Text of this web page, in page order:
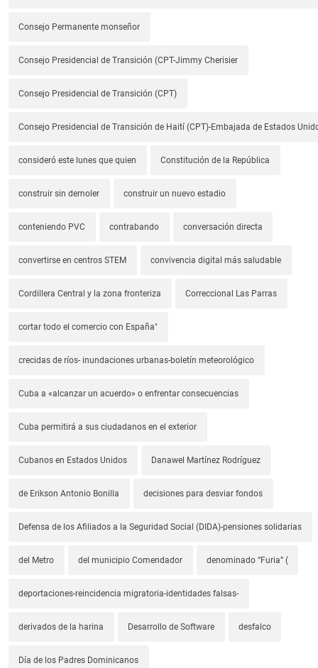
Consejo Permanente monseñor
Consejo Presidencial de Transición (CPT-Jimmy Cherisier
Consejo Presidencial de Transición (CPT)
Consejo Presidencial de Transición de Haití (CPT)-Embajada de Estados
consideró este lunes que quien Constitución de la República
construir sin demoler construir un nuevo estadio
conteniendo PVC contrabando conversación directa
convertirse en centros STEM convivencia digital más saludable
Cordillera Central y la zona fronteriza Correccional Las Parras
cortar todo el comercio con España"
crecidas de ríos- inundaciones urbanas-boletín meteorológico
Cuba a «alcanzar un acuerdo» o enfrentar consecuencias
Cuba permitirá a sus ciudadanos en el exterior
Cubanos en Estados Unidos Danawel Martínez Rodríguez
de Erikson Antonio Bonilla decisiones para desviar fondos
Defensa de los Afiliados a la Seguridad Social (DIDA)-pensiones solidarias
del Metro del municipio Comendador denominado “Furia” (
deportaciones-reincidencia migratoria-identidades falsas-
derivados de la harina Desarrollo de Software desfalco
Día de los Padres Dominicanos